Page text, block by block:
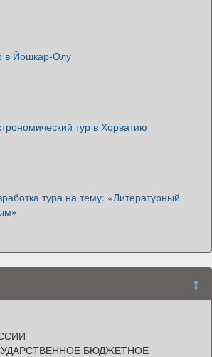
в Йошкар-Олу
тур в Хорватию
тура на тему: «Литературный
БЮДЖЕТНОЕ